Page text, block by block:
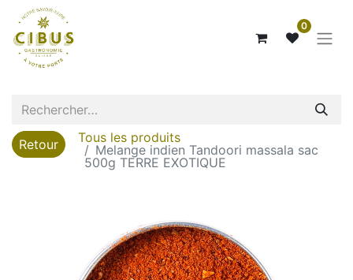
0
Retour
Tous les produits
Melange indien Tandoori massala sac
500g TERRE EXOTIQUE